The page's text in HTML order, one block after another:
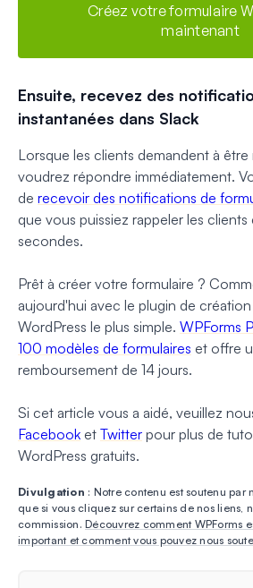
Créez votre formulaire
maintenant
Ensuite, recevez des
instantanées dans Slack
Lorsque les clients demandent à être
voudrez répondre immédiatement.
de recevoir des notifications de
que vous puissiez rappeler les clients
secondes.
Prêt à créer votre formulaire ?
aujourd'hui avec le plugin de
WordPress le plus simple. WPForms
100 modèles de formulaires et offre
remboursement de 14 jours.
Si cet article vous a aidé, veuillez
Facebook et Twitter pour plus de
WordPress gratuits.
Divulgation : Notre contenu est soutenu par
que si vous cliquez sur certains de nos liens,
commission. Découvrez comment WPForms
important et comment vous pouvez nous